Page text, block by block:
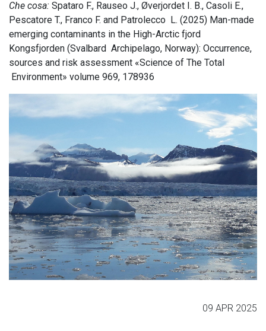
Che cosa: Spataro F., Rauseo J., Øverjordet I. B., Casoli E.,
Pescatore T., Franco F. and Patrolecco L. (2025) Man-made
emerging contaminants in the High-Arctic fjord
Kongsfjorden (Svalbard Archipelago, Norway): Occurrence,
sources and risk assessment «Science of The Total
Environment» volume 969, 178936
09 APR 2025